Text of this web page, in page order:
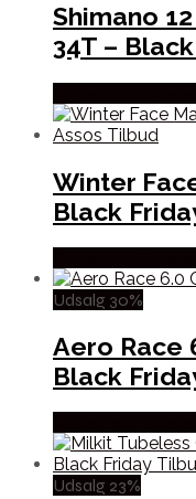
Shimano
34T –
Winter
Black
Udsalg 30%
Aero Race
Black
Udsalg 23%